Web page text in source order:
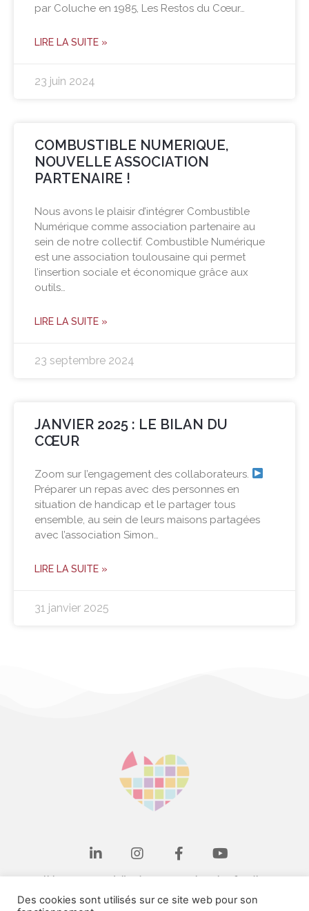
par Coluche en 1985, Les Restos du Cœur…
LIRE LA SUITE »
23 juin 2024
COMBUSTIBLE NUMERIQUE,
NOUVELLE ASSOCIATION
PARTENAIRE !
Nous avons le plaisir d’intégrer Combustible
Numérique comme association partenaire au
sein de notre collectif. Combustible Numérique
est une association toulousaine qui permet
l’insertion sociale et économique grâce aux
outils…
LIRE LA SUITE »
23 septembre 2024
JANVIER 2025 : LE BILAN DU
CŒUR
Zoom sur l’engagement des collaborateurs.
Préparer un repas avec des personnes en
situation de handicap et le partager tous
ensemble, au sein de leurs maisons partagées
avec l’association Simon…
LIRE LA SUITE »
31 janvier 2025
Il bat en nous à l'unisson, pour les plus fragiles
Des cookies sont utilisés sur ce site web pour son